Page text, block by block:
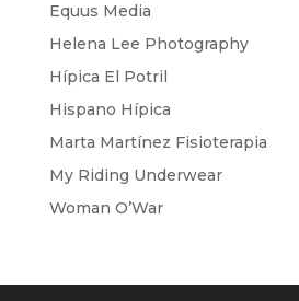
Equus Media
Helena Lee Photography
Hípica El Potril
Hispano Hípica
Marta Martínez Fisioterapia
My Riding Underwear
Woman O’War